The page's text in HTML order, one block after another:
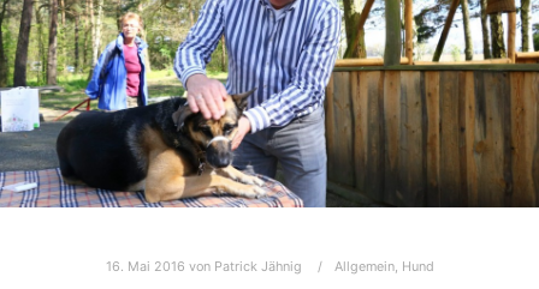
16. Mai 2016 von Patrick Jähnig Allgemein, Hund